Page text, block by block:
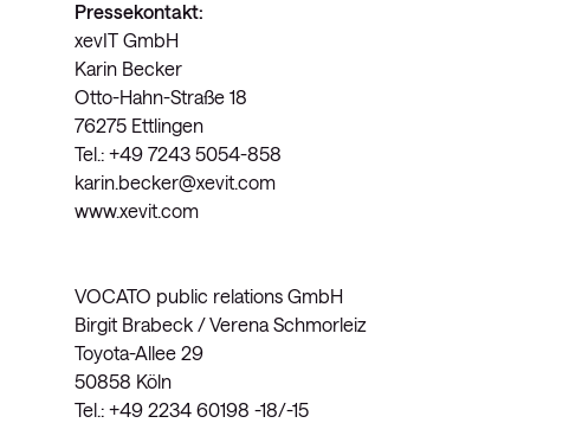
Pressekontakt:
xevIT GmbH
Karin Becker
Otto-Hahn-Straße 18
76275 Ettlingen
Tel.: +49 7243 5054-858
karin.becker@xevit.com
www.xevit.com
VOCATO public relations GmbH
Birgit Brabeck / Verena Schmorleiz
Toyota-Allee 29
50858 Köln
Tel.: +49 2234 60198 -18/-15